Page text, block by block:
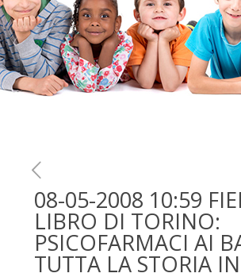
08-05-2008 10:59
LIBRO DI TORINO:
PSICOFARMACI AI
TUTTA LA STORIA